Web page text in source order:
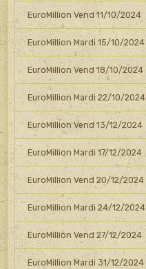
EuroMillion Vend 11/10/2024
EuroMillion Mardi 15/10/2024
EuroMillion Vend 18/10/2024
EuroMillion Mardi 22/10/2024
EuroMillion Vend 13/12/2024
EuroMillion Mardi 17/12/2024
EuroMillion Vend 20/12/2024
EuroMillion Mardi 24/12/2024
EuroMillion Vend 27/12/2024
EuroMillion Mardi 31/12/2024